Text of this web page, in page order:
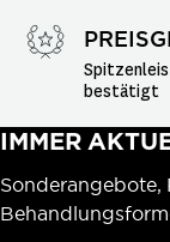
bestätigt
IMMER
Sonderangebote,